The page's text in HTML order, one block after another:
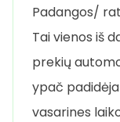
Padangos/
Tai vienos iš
prekių
ypač
vasarines